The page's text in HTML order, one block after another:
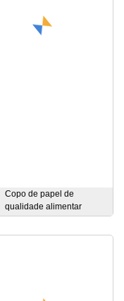
Copo de papel de
qualidade alimentar
impresso personalizado